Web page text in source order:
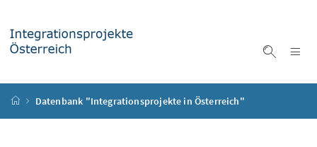
Startseite
Datenbank "Integrationsprojekte in Österreich"